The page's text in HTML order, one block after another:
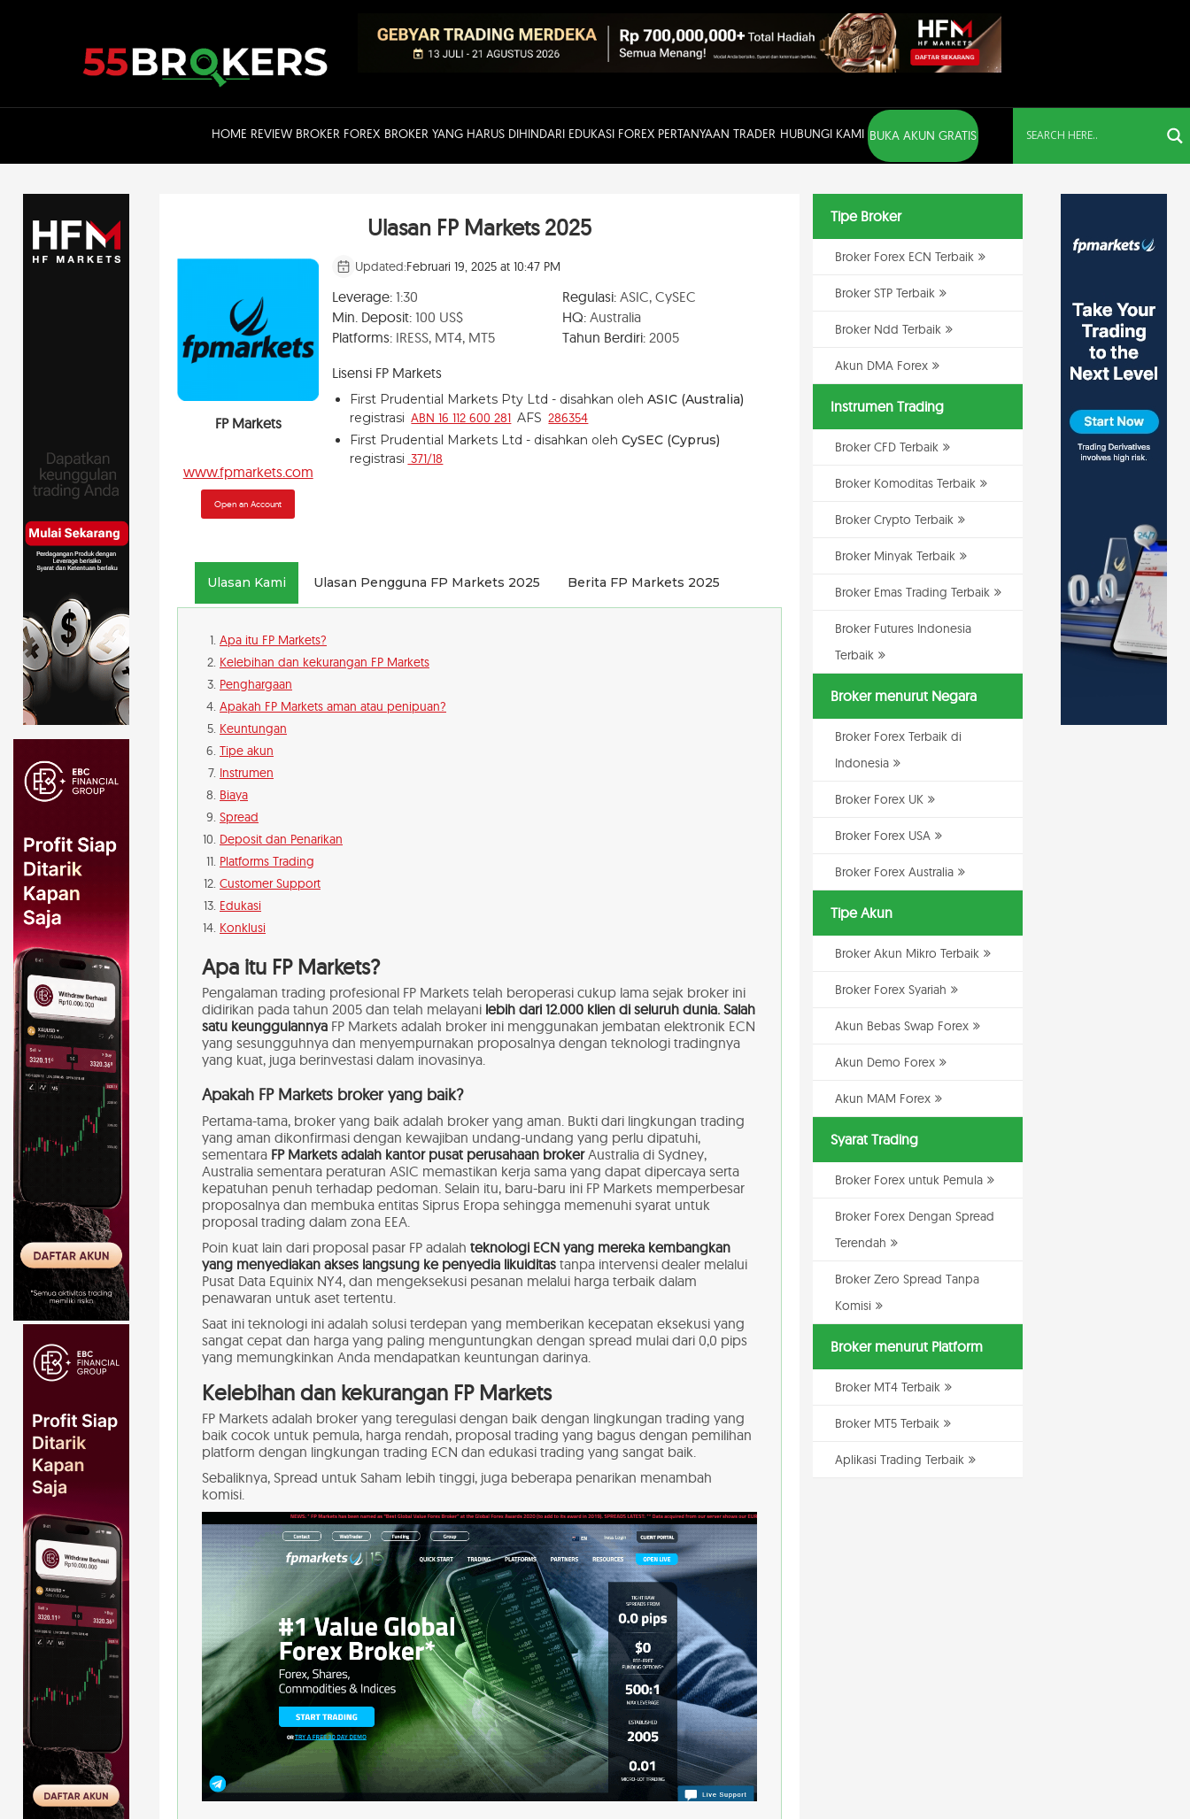
HOME REVIEW BROKER FOREX BROKER YANG HARUS DIHINDARI EDUKASI FOREX PERTANYAAN TRADER HUBUNGI KAMI BUKA AKUN GRATIS
Ulasan FP Markets 2025
FP Markets
www.fpmarkets.com
Open an Account
Updated:Februari 19, 2025 at 10:47 PM
Leverage: 1:30 Regulasi:ASIC, CySEC
Min. Deposit: 100 US$ HQ:Australia
Platforms: IRESS, MT4, MT5 Tahun Berdiri:2005
Lisensi FP Markets
First Prudential Markets Pty Ltd - disahkan olehASIC (Australia)
registrasi ABN 16 112 600 281 AFS 286354
First Prudential Markets Ltd - disahkan olehCySEC (Cyprus)
registrasi 371/18
Ulasan Kami Ulasan Pengguna FP Markets 2025 Berita FP Markets 2025
Apa itu FP Markets?
Kelebihan dan kekurangan FP Markets
Penghargaan
Apakah FP Markets aman atau penipuan?
Keuntungan
Tipe akun
Instrumen
Biaya
Spread
Deposit dan Penarikan
Platforms Trading
Customer Support
Edukasi
Konklusi
Apa itu FP Markets?
Pengalaman trading profesional FP Markets telah beroperasi cukup lama sejak broker ini
didirikan pada tahun 2005 dan telah melayani lebih dari 12.000 klien di seluruh dunia. Salah
satu keunggulannya FP Markets adalah broker ini menggunakan jembatan elektronik ECN
yang sesungguhnya dan menyempurnakan proposalnya dengan teknologi tradingnya
yang kuat, juga berinvestasi dalam inovasinya.
Apakah FP Markets broker yang baik?
Pertama-tama, broker yang baik adalah broker yang aman. Bukti dari lingkungan trading
yang aman dikonfirmasi dengan kewajiban undang-undang yang perlu dipatuhi,
sementara FP Markets adalah kantor pusat perusahaan brokerAustralia di Sydney,
Australia sementara peraturan ASIC memastikan kerja sama yang dapat dipercaya serta
kepatuhan penuh terhadap pedoman. Selain itu, baru-baru ini FP Markets memperbesar
proposalnya dan membuka entitas Siprus Eropa sehingga memenuhi syarat untuk
proposal trading dalam zona EEA.
Poin kuat lain dari proposal pasar FP adalah teknologi ECN yang mereka kembangkan
yang menyediakan akses langsung ke penyedia likuiditas tanpa intervensi dealer melalui
Pusat Data Equinix NY4, dan mengeksekusi pesanan melalui harga terbaik dalam
penawaran untuk aset tertentu.
Saat ini teknologi ini adalah solusi terdepan yang memberikan kecepatan eksekusi yang
sangat cepat dan harga yang paling menguntungkan dengan spread mulai dari 0,0 pips
yang memungkinkan Anda mendapatkan keuntungan darinya.
Kelebihan dan kekurangan FP Markets
FP Markets adalah broker yang teregulasi dengan baik dengan lingkungan trading yang
baik cocok untuk pemula, harga rendah, proposal trading yang bagus dengan pemilihan
platform dengan lingkungan trading ECN dan edukasi trading yang sangat baik.
Sebaliknya, Spread untuk Saham lebih tinggi, juga beberapa penarikan menambah
komisi.
Tipe Broker
Broker Forex ECN Terbaik
Broker STP Terbaik
Broker Ndd Terbaik
Akun DMA Forex
Instrumen Trading
Broker CFD Terbaik
Broker Komoditas Terbaik
Broker Crypto Terbaik
Broker Minyak Terbaik
Broker Emas Trading Terbaik
Broker Futures Indonesia
Terbaik
Broker menurut Negara
Broker Forex Terbaik di
Indonesia
Broker Forex UK
Broker Forex USA
Broker Forex Australia
Tipe Akun
Broker Akun Mikro Terbaik
Broker Forex Syariah
Akun Bebas Swap Forex
Akun Demo Forex
Akun MAM Forex
Syarat Trading
Broker Forex untuk Pemula
Broker Forex Dengan Spread
Terendah
Broker Zero Spread Tanpa
Komisi
Broker menurut Platform
Broker MT4 Terbaik
Broker MT5 Terbaik
Aplikasi Trading Terbaik